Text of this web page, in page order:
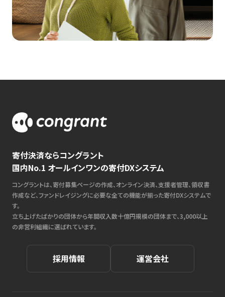
寄付決済ならコングラント
国内No.1 オールインワンの寄付DXシステム
コングラントは、寄付募集ページの作成、オンライン決済、支援者管理、領収書
作成など、ファンドレイジングに必要な全ての機能が揃った寄付DXシステムで
す。
立ち上げたばかりの団体から年間収入数十億円規模の団体まで、3,000以上
の非営利組織に選ばれています。
採用情報 運営会社